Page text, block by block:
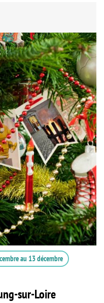
au 13 décembre
sur-Loire